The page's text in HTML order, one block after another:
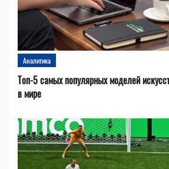
Аналитика
Топ-5 самых популярных моделей
в мире